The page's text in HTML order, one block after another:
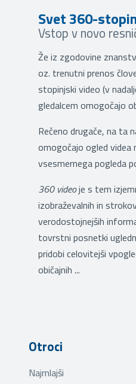
Svet 360-
Vstop v novo
Že iz zgodovine
oz. trenutni prenos
stopinjski video (v
gledalcem omogočajo
Rečeno drugače, na ta
omogočajo ogled videa
vsesmernega pogleda
360 videoje s tem
izobraževalnih in
verodostojnejših
tovrstni posnetki
pridobi celovitejši
običajnih ...
Otroci
Najmlajši